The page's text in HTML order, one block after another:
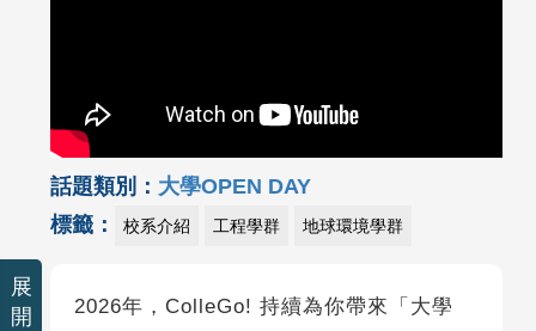
話題類別： 大學OPEN DAY
標籤：
校系介紹 工程學群 地球環境學群
2026年，ColleGo! 持續為你帶來「大學
展
開